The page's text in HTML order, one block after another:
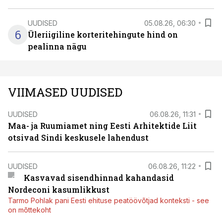
6
UUDISED 05.08.26, 06:30
Üleriigiline korteritehingute hind on
pealinna nägu
VIIMASED UUDISED
UUDISED 06.08.26, 11:31
Maa- ja Ruumiamet ning Eesti Arhitektide Liit
otsivad Sindi keskusele lahendust
UUDISED 06.08.26, 11:22
Kasvavad sisendhinnad kahandasid
Nordeconi kasumlikkust
Tarmo Pohlak pani Eesti ehituse peatöövõtjad konteksti - see
on mõttekoht